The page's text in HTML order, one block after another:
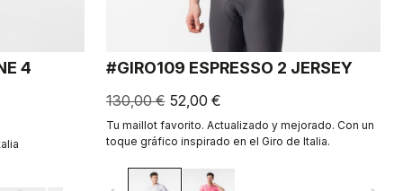
4
#GIRO109 ESPRESSO 2 JERSEY
130,00 € 52,00 €
Tu maillot favorito. Actualizado y mejorado. Con un
toque gráfico inspirado en el Giro de Italia.